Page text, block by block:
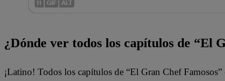
¿Dónde ver todos los capítulos de “El
¡Latino! Todos los capítulos de “El Gran Chef